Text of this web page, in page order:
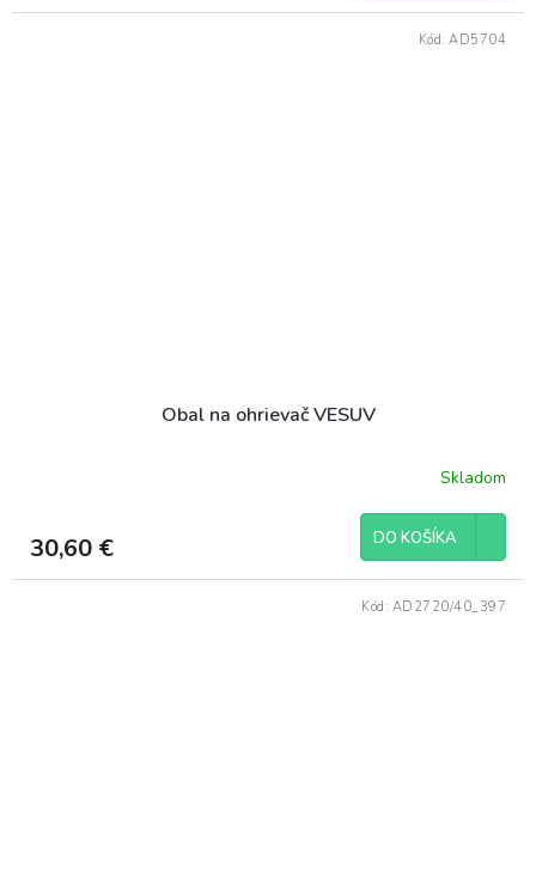
Obal na ohrievač VESUV
Skladom
30,60 € DO KOŠÍKA
Kód: AD5704
Kód: AD2720/40_397